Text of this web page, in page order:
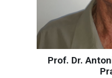
Prof. Dr.